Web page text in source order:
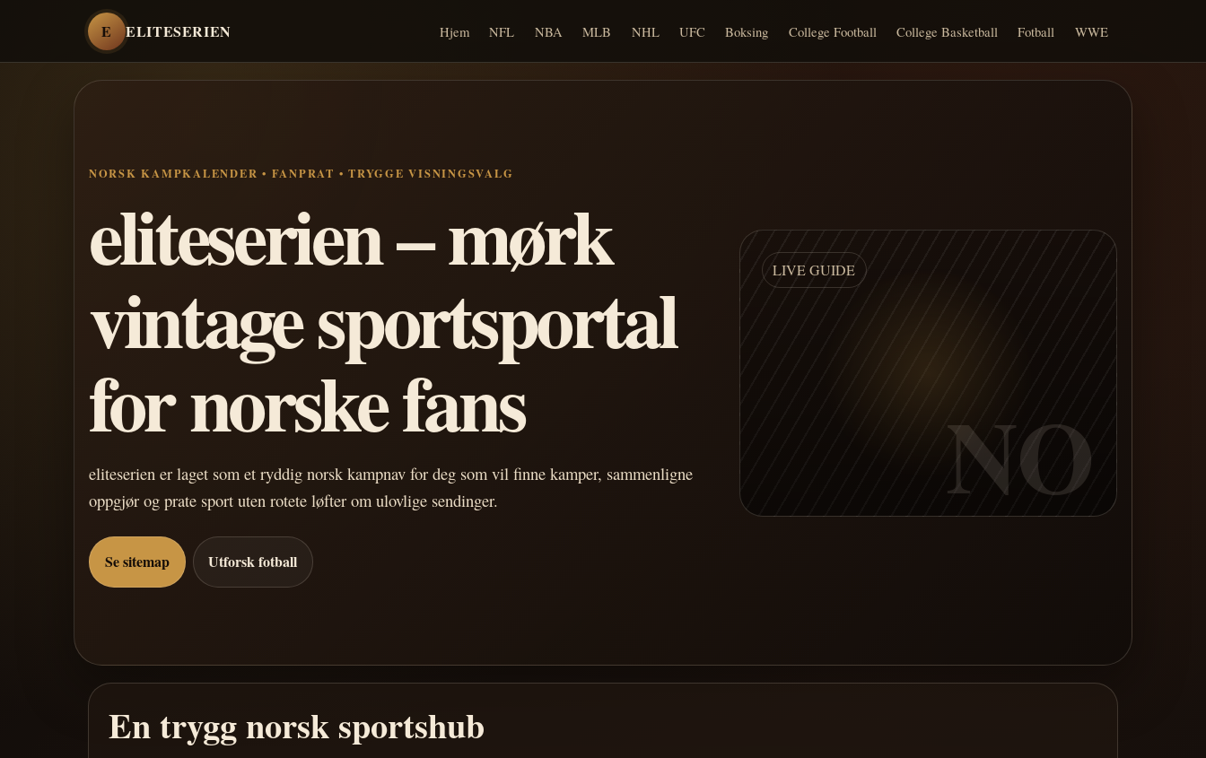
E ELITESERIEN Hjem NFL NBA MLB NHL UFC Boksing College Football College Basketball Fotball WWE
NORSK KAMPKALENDER • FANPRAT • TRYGGE VISNINGSVALG
eliteserien – mørk
vintage sportsportal
for norske fans
eliteserien er laget som et ryddig norsk kampnav for deg som vil finne kamper, sammenligne
oppgjør og prate sport uten rotete løfter om ulovlige sendinger.
Se sitemap Utforsk fotball
LIVE GUIDE
NO
En trygg norsk sportshub